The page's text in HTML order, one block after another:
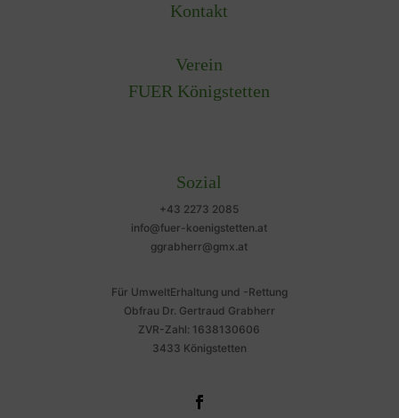
Kontakt
Verein
FUER Königstetten
Sozial
+43 2273 2085
info@fuer-koenigstetten.at
ggrabherr@gmx.at
Für UmweltErhaltung und -Rettung
Obfrau Dr. Gertraud Grabherr
ZVR-Zahl: 1638130606
3433 Königstetten